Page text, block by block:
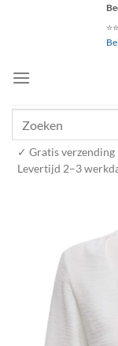
✓ Gratis
Levertijd 2–3